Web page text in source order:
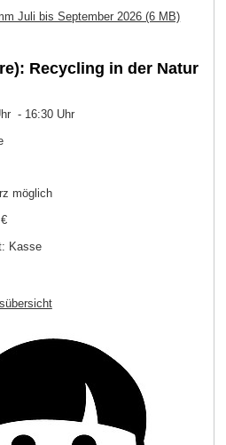
Juli bis September 2026 (6 MB)
Recycling in der Natur
- 16:30 Uhr
möglich
Kasse